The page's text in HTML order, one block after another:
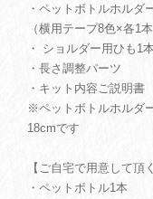
・ペットボトルホルダ
（横用テープ8色×各1
・ ショルダー用ひも1本
・長さ調整パーツ
・キット内容ご説明書
※ペットボトルホルダ
18cmです
【ご自宅で用意して頂
・ペットボトル1本